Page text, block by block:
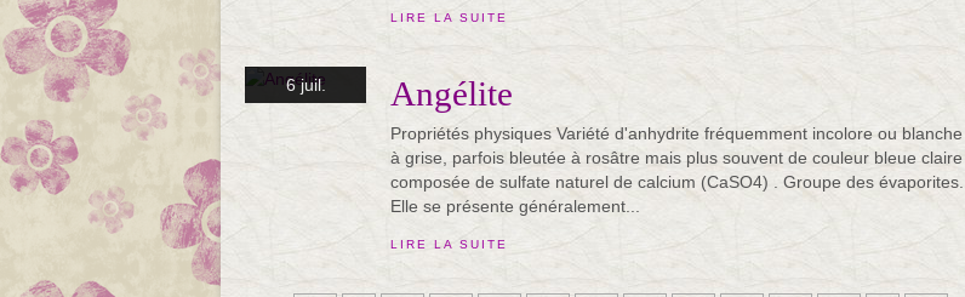
LIRE LA SUITE
6 juil. Angélite
Propriétés physiques Variété d'anhydrite fréquemment incolore ou blanche
à grise, parfois bleutée à rosâtre mais plus souvent de couleur bleue claire ,
composée de sulfate naturel de calcium (CaSO4) . Groupe des évaporites.
Elle se présente généralement...
LIRE LA SUITE